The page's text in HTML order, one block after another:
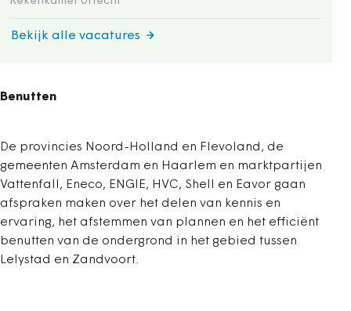
Bekijk alle vacatures
Benutten
De provincies Noord-Holland en Flevoland, de
gemeenten Amsterdam en Haarlem en marktpartijen
Vattenfall, Eneco, ENGIE, HVC, Shell en Eavor gaan
afspraken maken over het delen van kennis en
ervaring, het afstemmen van plannen en het efficiënt
benutten van de ondergrond in het gebied tussen
Lelystad en Zandvoort.